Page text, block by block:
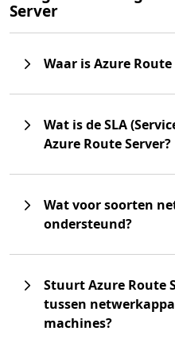
Server
Waar is Azure
Wat is de SLA
Azure Route Server?
Wat voor soorten
ondersteund?
Stuurt Azure Route
tussen
machines?